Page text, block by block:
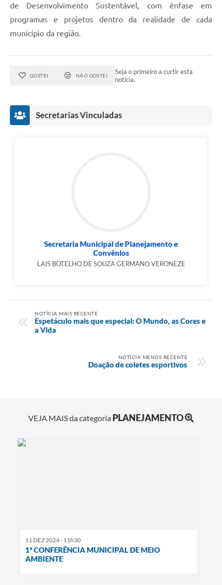
de Desenvolvimento Sustentável, com ênfase em
programas e projetos dentro da realidade de cada
município da região.
GOSTEI NÃO GOSTEI
Seja o primeiro a curtir esta
notícia.
Secretarias Vinculadas
Secretaria Municipal de Planejamento e
Convênios
LAIS BOTELHO DE SOUZA GERMANO VERONEZE
NOTÍCIA MAIS RECENTE
Espetáculo mais que especial: O Mundo, as Cores e
a Vida
NOTÍCIA MENOS RECENTE
Doação de coletes esportivos
VEJA MAIS da categoria PLANEJAMENTO
11 DEZ 2024 - 11h30
1ª CONFERÊNCIA MUNICIPAL DE MEIO
AMBIENTE